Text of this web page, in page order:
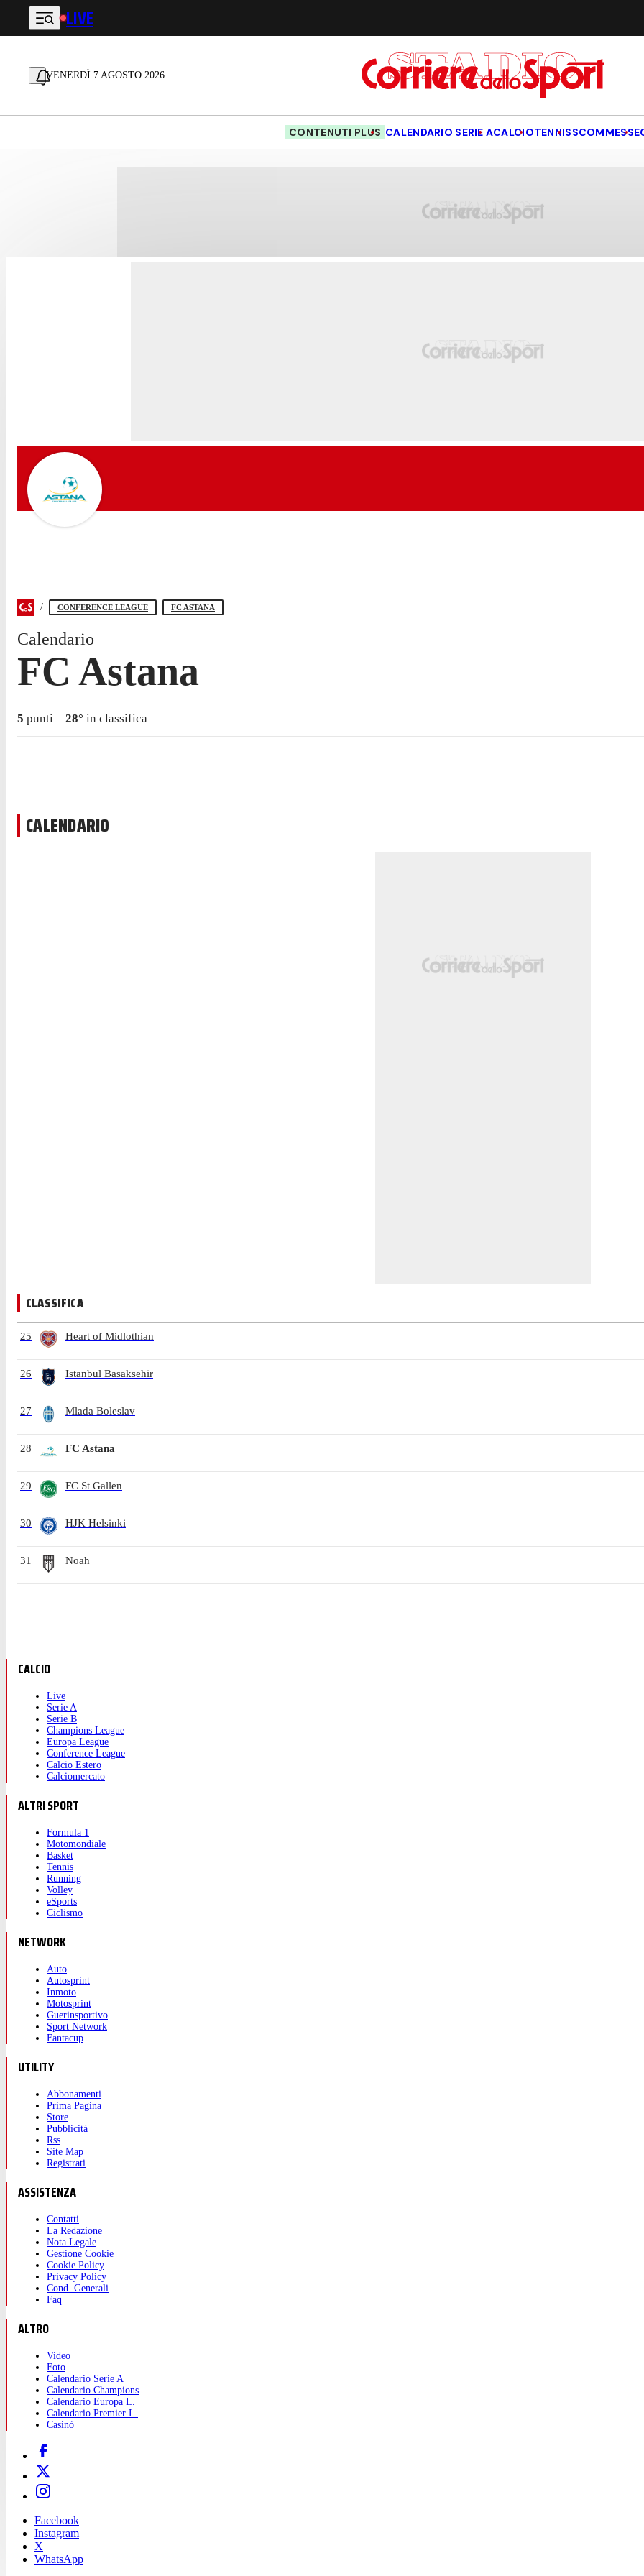
Vai al contenuto principale
LIVE
VENERDÌ 7 AGOSTO 2026
CONTENUTI PLUS CALENDARIO SERIE ACALCIOTENNISSCOMMESSE
CONFERENCE LEAGUE FC ASTANA
Calendario
FC Astana
5 punti 28° in classifica
CALENDARIO
CLASSIFICA
25 Heart of Midlothian
26 Istanbul Basaksehir
27 Mlada Boleslav
28 FC Astana
29 FC St Gallen
30 HJK Helsinki
31 Noah
CALCIO
Live
Serie A
Serie B
Champions League
Europa League
Conference League
Calcio Estero
Calciomercato
ALTRI SPORT
Formula 1
Motomondiale
Basket
Tennis
Running
Volley
eSports
Ciclismo
NETWORK
Auto
Autosprint
Inmoto
Motosprint
Guerinsportivo
Sport Network
Fantacup
UTILITY
Abbonamenti
Prima Pagina
Store
Pubblicità
Rss
Site Map
Registrati
ASSISTENZA
Contatti
La Redazione
Nota Legale
Gestione Cookie
Cookie Policy
Privacy Policy
Cond. Generali
Faq
ALTRO
Video
Foto
Calendario Serie A
Calendario Champions
Calendario Europa L.
Calendario Premier L.
Casinò
Facebook
Instagram
X
WhatsApp